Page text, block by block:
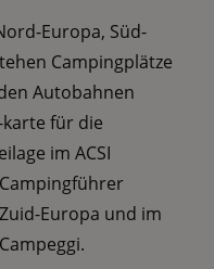
Europa, Süd-
Campingplätze
Autobahnen
für die
im ACSI
Europa und im